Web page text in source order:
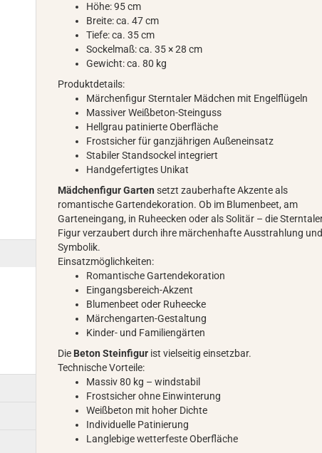
Höhe: 95 cm
Breite: ca. 47 cm
Tiefe: ca. 35 cm
Sockelmaß: ca. 35 × 28 cm
Gewicht: ca. 80 kg
Produktdetails:
Märchenfigur Sterntaler Mädchen mit Engelflügeln
Massiver Weißbeton-Steinguss
Hellgrau patinierte Oberfläche
Frostsicher für ganzjährigen Außeneinsatz
Stabiler Standsockel integriert
Handgefertigtes Unikat
Mädchenfigur Garten setzt zauberhafte Akzente als
romantische Gartendekoration. Ob im Blumenbeet, am
Garteneingang, in Ruheecken oder als Solitär – die
Figur verzaubert durch ihre märchenhafte Ausstrahlung und
Symbolik.
Einsatzmöglichkeiten:
Romantische Gartendekoration
Eingangsbereich-Akzent
Blumenbeet oder Ruheecke
Märchengarten-Gestaltung
Kinder- und Familiengärten
Die Beton Steinfigur ist vielseitig einsetzbar.
Technische Vorteile:
Massiv 80 kg – windstabil
Frostsicher ohne Einwinterung
Weißbeton mit hoher Dichte
Individuelle Patinierung
Langlebige wetterfeste Oberfläche